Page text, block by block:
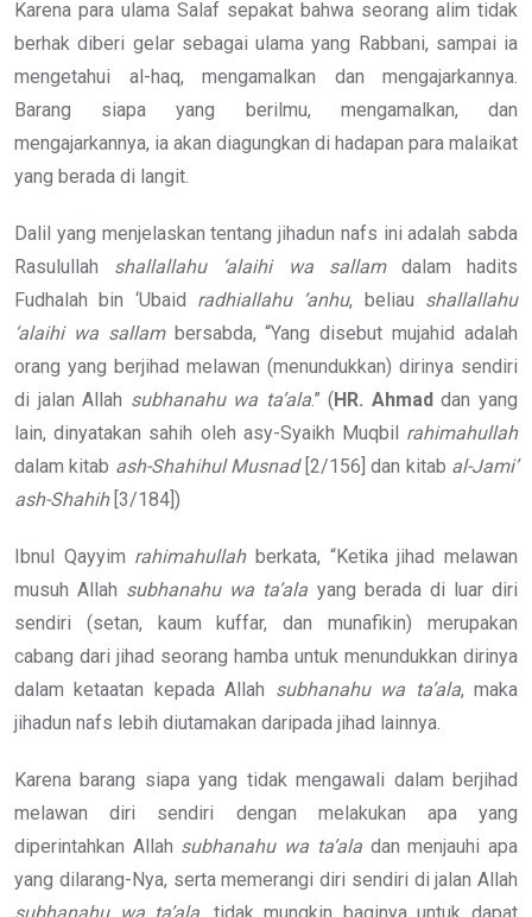
Karena para ulama Salaf sepakat bahwa seorang alim tidak
berhak diberi gelar sebagai ulama yang Rabbani, sampai ia
mengetahui al-haq, mengamalkan dan mengajarkannya.
Barang siapa yang berilmu, mengamalkan, dan
mengajarkannya, ia akan diagungkan di hadapan para malaikat
yang berada di langit.
Dalil yang menjelaskan tentang jihadun nafs ini adalah sabda
Rasulullah shallallahu ‘alaihi wa sallamdalam hadits
Fudhalah bin ‘Ubaid radhiallahu ‘anhu, beliau shallallahu
‘alaihi wa sallambersabda, “Yang disebut mujahid adalah
orang yang berjihad melawan (menundukkan) dirinya sendiri
di jalan Allah subhanahu wa ta’ala.” ( HR. Ahmaddan yang
lain, dinyatakan sahih oleh asy-Syaikh Muqbil rahimahullah
dalam kitab ash-Shahihul Musnad [2/156] dan kitab al-Jami’
ash-Shahih [3/184])
Ibnul Qayyim rahimahullahberkata, “Ketika jihad melawan
musuh Allah subhanahu wa ta’ala yang berada di luar diri
sendiri (setan, kaum kuffar, dan munafikin) merupakan
cabang dari jihad seorang hamba untuk menundukkan dirinya
dalam ketaatan kepada Allah subhanahu wa ta’ala, maka
jihadun nafs lebih diutamakan daripada jihad lainnya.
Karena barang siapa yang tidak mengawali dalam berjihad
melawan diri sendiri dengan melakukan apa yang
diperintahkan Allah subhanahu wa ta’aladan menjauhi apa
yang dilarang-Nya, serta memerangi diri sendiri di jalan Allah